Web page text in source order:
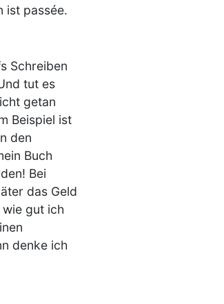
ist passée.
Schreiben
tut es
getan
Beispiel ist
den
Buch
Bei
das Geld
gut ich
denke ich